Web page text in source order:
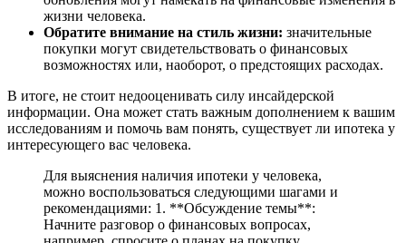
жизни человека.
Обратите внимание на стиль жизни: значительные
покупки могут свидетельствовать о финансовых
возможностях или, наоборот, о предстоящих расходах.
В итоге, не стоит недооценивать силу инсайдерской
информации. Она может стать важным дополнением к вашим
исследованиям и помочь вам понять, существует ли ипотека у
интересующего вас человека.
Для выяснения наличия ипотеки у человека,
можно воспользоваться следующими шагами и
рекомендациями: 1. **Обсуждение темы**:
Начните разговор о финансовых вопросах,